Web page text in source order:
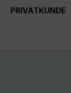
PRIVATKUNDE